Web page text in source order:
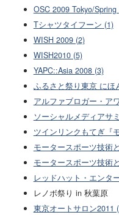
OSC 2009 Tokyo/Spring
Tシャツタイフーン (1)
WISH 2009 (2)
WISH2010 (5)
YAPC::Asia 2008 (3)
ふるさと祭り東京 にほ
アルファブロガー・ア
ソーシャルメディアサ
ツインリンクもてぎ『
モータースポーツ技術
モータースポーツ技
レッドハット・エンタ
レノボ祭り in 秋葉原
東京オートサロン2011